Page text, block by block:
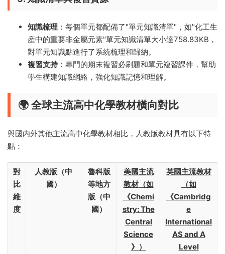
知識梳理 ：每個單元都配備了"單元知識清單"，如"化工生
産中的重要非金屬元素"單元知識清單大小達758.83KB，
對單元知識點進行了系統梳理和歸納。
複習支持：專門的期末複習必刷題和單元複習課件，幫助
學生構建知識網絡，強化知識記憶和理解。
🌍 全球主流高中化學教材橫向對比
與國内外其他主流高中化學教材相比，人教版教材具有以下特
點：
對
比
維
度
人教版（中
國）
魯科版
等地方
版（中
國）
美國主流
教材（如
《Chemi
stry: The
Central
Science
》）
英國主流教材
（如
《Cambridg
e
International
AS and A
Level